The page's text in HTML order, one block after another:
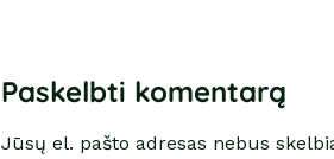
Paskelbti komentarą
Jūsų el. pašto adresas nebus